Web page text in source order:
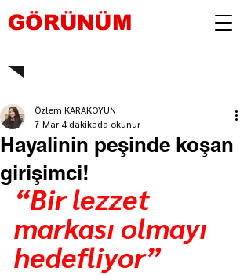
GÖRÜNÜM
Hayalinin peşinde koşan
girişimci!
Özlem KARAKOYUN
7 Mar 4 dakikada okunur
“Bir lezzet
markası olmayı
hedefliyor”